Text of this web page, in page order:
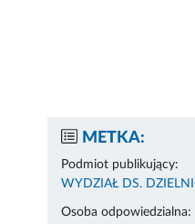
METKA:
Podmiot publikujący:
WYDZIAŁ DS.
Osoba odpowiedzialna: